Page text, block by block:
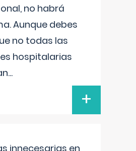
no habrá
Aunque debes
no todas las
hospitalarias
...
+
innecesarias en